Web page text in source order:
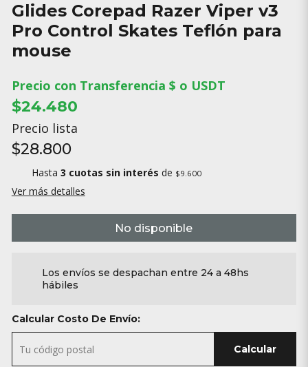
Glides Corepad Razer Viper v3
Pro Control Skates Teflón para
mouse
Precio con Transferencia $ o USDT
$24.480
Precio lista
$28.800
Hasta 3 cuotas sin interés de $9.600
Ver más detalles
No disponible
Los envíos se despachan entre 24 a 48hs
hábiles
Calcular Costo De Envío:
Calcular